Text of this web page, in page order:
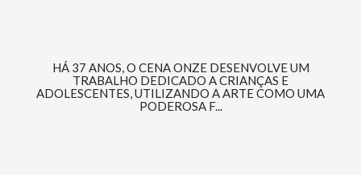
HÁ 37 ANOS, O CENA ONZE DESENVOLVE UM
TRABALHO DEDICADO A CRIANÇAS E
ADOLESCENTES, UTILIZANDO A ARTE COMO UMA
PODEROSA F...